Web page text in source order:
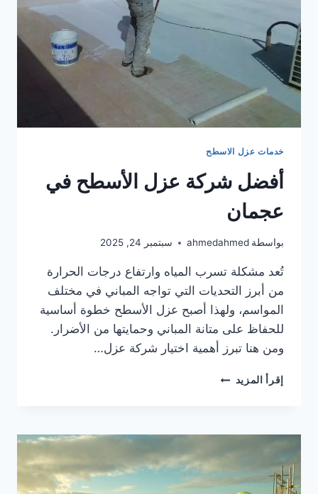
خدمات عزل الاسطح
أفضل شركة عزل الأسطح في
عجمان
بواسطة ahmedahmed سبتمبر 24, 2025
تُعد مشكلة تسرب المياه وارتفاع درجات الحرارة
من أبرز التحديات التي تواجه المباني في مختلف
المواسم، ولهذا أصبح عزل الأسطح خطوة أساسية
للحفاظ على متانة المباني وحمايتها من الأضرار.
ومن هنا تبرز أهمية اختيار شركة عزل…
إقرأ المزيد أفضل
في
عجمان